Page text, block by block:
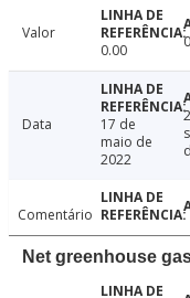
Valor
0.00
Data
17 de
maio de
2022
Comentário
Net greenhouse